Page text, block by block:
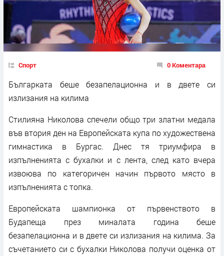
Спорт 0 Коментара
Българката беше безапелационна и в двете си
излизания на килима
Стилияна Николова спечели общо три златни медала
във втория ден на Европейската купа по художествена
гимнастика в Бургас. Днес тя триумфира в
изпълненията с бухалки и с лента, след като вчера
извоюва по категоричен начин първото място в
изпълненията с топка.
Европейската шампионка от първенството в
Будапеща през миналата година беше
безапелационна и в двете си излизания на килима. За
съчетанието си с бухалки Николова получи оценка от